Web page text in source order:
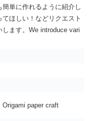
単に作れるように紹介し
ほしい！などリクエスト
ます。We introduce vari
paper craft